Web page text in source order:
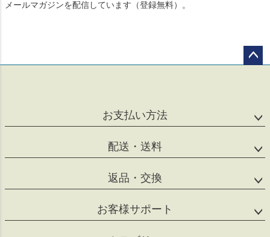
メールマガジンを配信しています（登録無料）。
お支払い方法
配送・送料
返品・交換
お客様サポート